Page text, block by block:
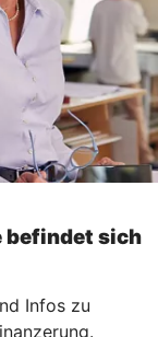
befindet sich
Infos zu